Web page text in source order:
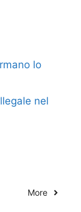
lo
nel
More